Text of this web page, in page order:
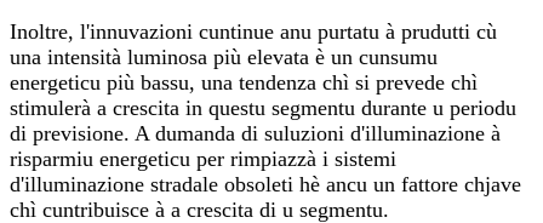
Inoltre, l'innuvazioni cuntinue anu purtatu à prudutti cù
una intensità luminosa più elevata è un cunsumu
energeticu più bassu, una tendenza chì si prevede chì
stimulerà a crescita in questu segmentu durante u periodu
di previsione. A dumanda di suluzioni d'illuminazione à
risparmiu energeticu per rimpiazzà i sistemi
d'illuminazione stradale obsoleti hè ancu un fattore chjave
chì cuntribuisce à a crescita di u segmentu.